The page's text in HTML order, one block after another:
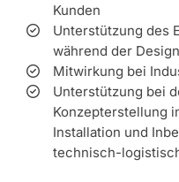
Kunden
Unterstützung des
während der
Mitwirkung bei
Unterstützung bei
Konzepterstellung
Installation und
technisch-